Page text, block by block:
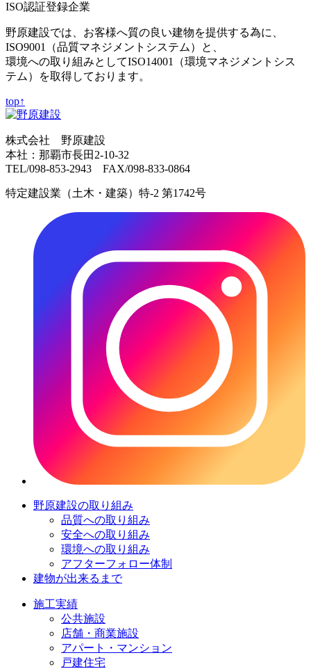
ISO認証登録企業
野原建設では、お客様へ質の良い建物を提供する為に、
ISO9001（品質マネジメントシステム）と、
環境への取り組みとしてISO14001（環境マネジメントシス
テム）を取得しております。
top↑
株式会社 野原建設
本社：那覇市長田2-10-32
TEL/098-853-2943 FAX/098-833-0864
特定建設業（土木・建築）特-2 第1742号
野原建設の取り組み
品質への取り組み
安全への取り組み
環境への取り組み
アフターフォロー体制
建物が出来るまで
施工実績
公共施設
店舗・商業施設
アパート・マンション
戸建住宅